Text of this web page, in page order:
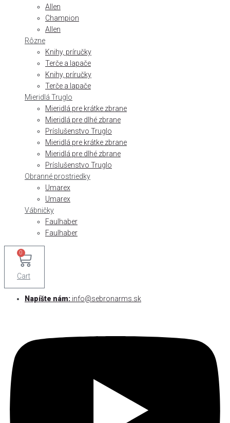
Allen
Champion
Allen
Rôzne
Knihy, príručky
Terče a lapače
Knihy, príručky
Terče a lapače
Mieridlá Truglo
Mieridlá pre krátke zbrane
Mieridlá pre dlhé zbrane
Príslušenstvo Truglo
Mieridlá pre krátke zbrane
Mieridlá pre dlhé zbrane
Príslušenstvo Truglo
Obranné prostriedky
Umarex
Umarex
Vábničky
Faulhaber
Faulhaber
0
Cart
Napíšte nám: info@sebronarms.sk